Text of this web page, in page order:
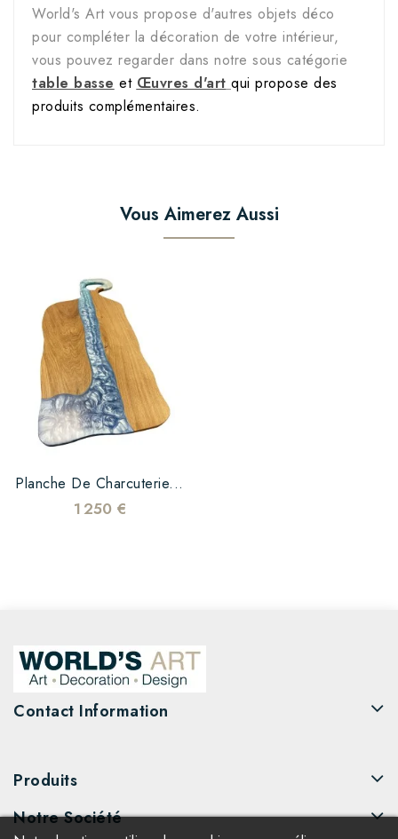
World's Art vous propose d'autres objets déco
pour compléter la décoration de votre intérieur,
vous pouvez regarder dans notre sous catégorie
table basse et Œuvres d'art qui propose des
produits complémentaires.
Vous Aimerez Aussi
Planche De Charcuterie...
1 250 €
Contact Information
Produits
Notre Société